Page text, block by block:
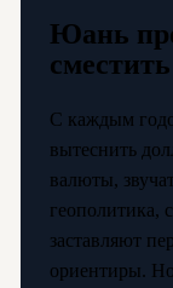
Юань
С каждым
вытеснить
валюты,
геополитика,
заставляют
ориентиры.